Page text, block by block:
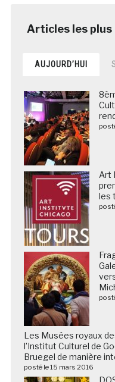
AUJOURD’HUI
Art
les
Les Musées royaux
l’Institut Culturel de
Bruegel de manière
posté le 15 mars 2016